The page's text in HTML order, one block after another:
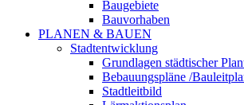
Baugebiete
Bauvorhaben
PLANEN & BAUEN
Stadtentwicklung
Grundlagen städtischer
Bebauungspläne /
Stadtleitbild